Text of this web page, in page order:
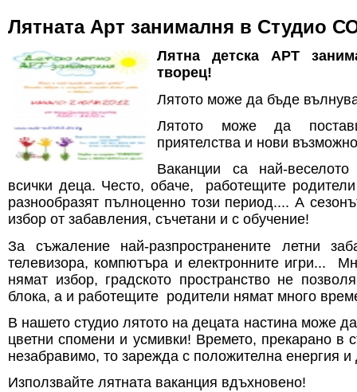
Лятната Арт занималня в Студио
Лятна детска АРТ
творец!
Лятото може да бъде
Лятото може да
приятелства и нови
Ваканции са най-
всички деца. Често, обаче, работещите
разнообразят пълноценно този период.... А
избор от забавления, съчетани и с обучение!
За съжаление най-разпространените летни
телевизора, компютъра и електронните игри...
нямат избор, градското пространство не
блока, а и работещите родители нямат много
В нашето студио лятото на децата настина може
цветни спомени и усмивки! Времето, прекарано в
незабравимо, то зарежда с положителна енергия и
Използвайте лятната ваканция вдъхновено!